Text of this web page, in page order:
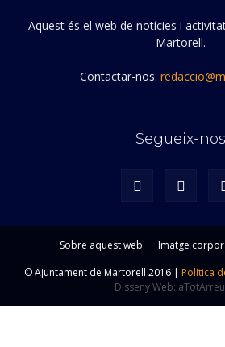
Aquest és el web de notícies i
Martorell.
Contactar-nos:
Segueix-nos
Sobre aquest web Imatge
© Ajuntament de Martorell 2016 | Política
Disseny Web: